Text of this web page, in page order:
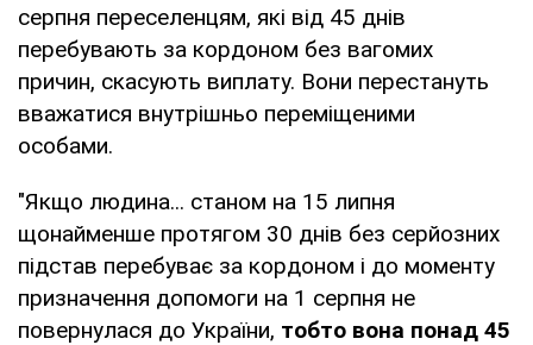
серпня переселенцям, які від 45 днів
перебувають за кордоном без вагомих
причин, скасують виплату. Вони перестануть
вважатися внутрішньо переміщеними
особами.
"Якщо людина... станом на 15 липня
щонайменше протягом 30 днів без серйозних
підстав перебуває за кордоном і до моменту
призначення допомоги на 1 серпня не
повернулася до України, тобто вона понад 45